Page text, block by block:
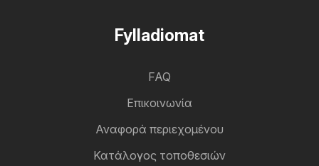
Fylladiomat
FAQ
Επικοινωνία
Αναφορά περιεχομένου
Κατάλογος τοποθεσιών